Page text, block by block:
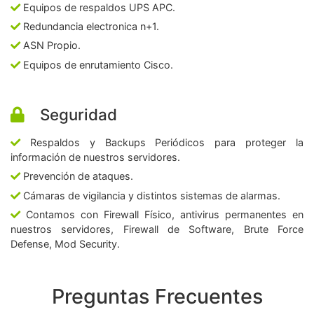
Equipos de respaldos UPS APC.
Redundancia electronica n+1.
ASN Propio.
Equipos de enrutamiento Cisco.
Seguridad
Respaldos y Backups Periódicos para proteger la
información de nuestros servidores.
Prevención de ataques.
Cámaras de vigilancia y distintos sistemas de alarmas.
Contamos con Firewall Físico, antivirus permanentes en
nuestros servidores, Firewall de Software, Brute Force
Defense, Mod Security.
Preguntas Frecuentes